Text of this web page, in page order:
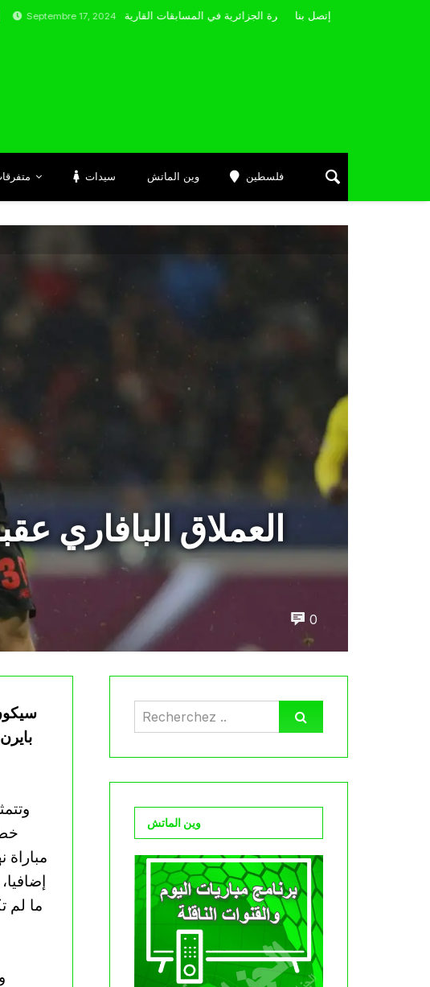
17, 2024 إتصل بنا
سيدات وين الماتش فلسطين
العملاق البافاري
0
مباراة
ما لم
وين الماتش